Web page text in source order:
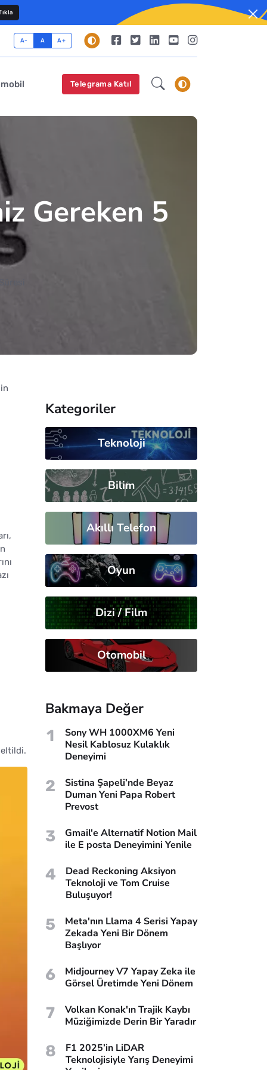
A- A A+
Telegrama Katıl
Gereken 5
Kategoriler
Teknoloji
Bilim
Akıllı Telefon
Oyun
Dizi / Film
Otomobil
Bakmaya Değer
1
Sony WH 1000XM6 Yeni
Nesil Kablosuz Kulaklık
Deneyimi
2
Sistina Şapeli’nde Beyaz
Duman Yeni Papa Robert
Prevost
3
Gmail'e Alternatif Notion Mail
ile E posta Deneyimini Yenile
4
Dead Reckoning Aksiyon
Teknoloji ve Tom Cruise
Buluşuyor!
5
Meta'nın Llama 4 Serisi Yapay
Zekada Yeni Bir Dönem
Başlıyor
6
Midjourney V7 Yapay Zeka ile
Görsel Üretimde Yeni Dönem
7
Volkan Konak'ın Trajik Kaybı
Müziğimizde Derin Bir Yaradır
8
F1 2025’in LiDAR
Teknolojisiyle Yarış Deneyimi